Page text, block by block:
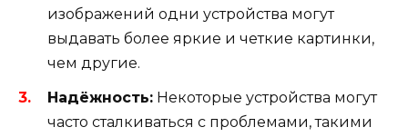
изображений одни устройства могут
выдавать более яркие и четкие картинки,
чем другие.
Надёжность: Некоторые устройства могут
часто сталкиваться с проблемами, такими